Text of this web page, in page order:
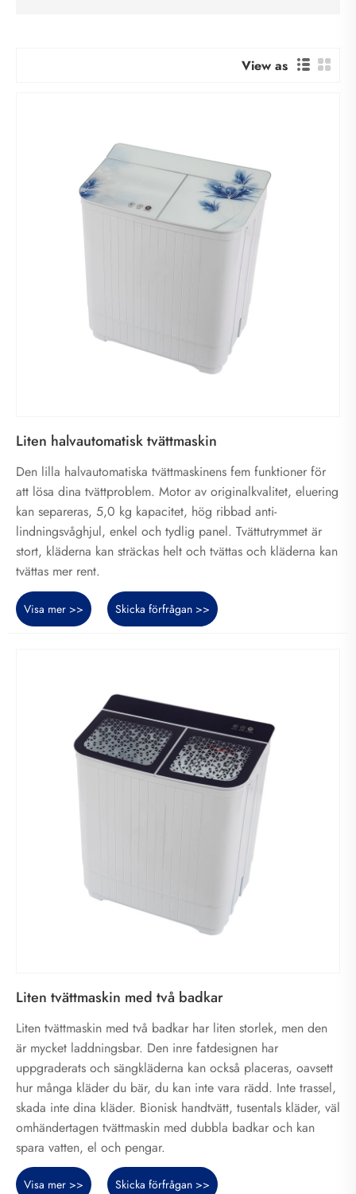
View as
Liten halvautomatisk tvättmaskin
Den lilla halvautomatiska tvättmaskinens fem funktioner för
att lösa dina tvättproblem. Motor av originalkvalitet, eluering
kan separeras, 5,0 kg kapacitet, hög ribbad anti-
lindningsvåghjul, enkel och tydlig panel. Tvättutrymmet är
stort, kläderna kan sträckas helt och tvättas och kläderna kan
tvättas mer rent.
Visa mer >> Skicka förfrågan >>
Liten tvättmaskin med två badkar
Liten tvättmaskin med två badkar har liten storlek, men den
är mycket laddningsbar. Den inre fatdesignen har
uppgraderats och sängkläderna kan också placeras, oavsett
hur många kläder du bär, du kan inte vara rädd. Inte trassel,
skada inte dina kläder. Bionisk handtvätt, tusentals kläder, väl
omhändertagen tvättmaskin med dubbla badkar och kan
spara vatten, el och pengar.
Visa mer >> Skicka förfrågan >>